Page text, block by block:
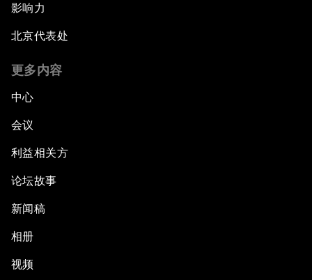
影响力
北京代表处
更多内容
中心
会议
利益相关方
论坛故事
新闻稿
相册
视频